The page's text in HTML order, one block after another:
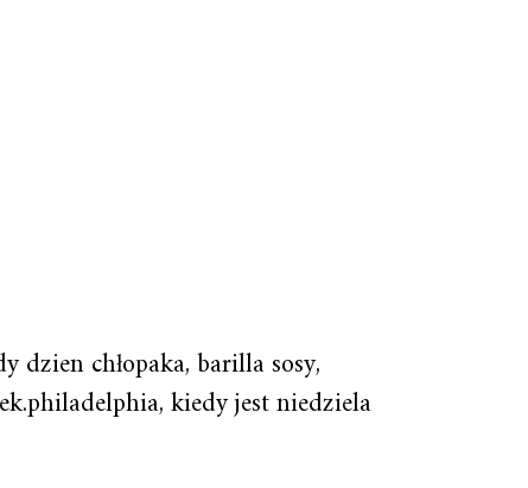
dzien chłopaka, barilla sosy,
kiedy jest niedziela